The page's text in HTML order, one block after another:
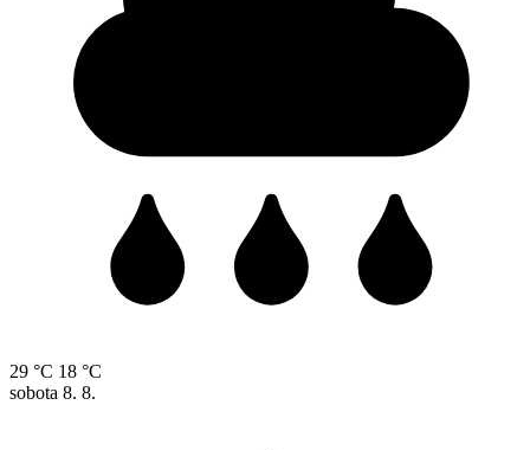
29 °C 18 °C
sobota 8. 8.